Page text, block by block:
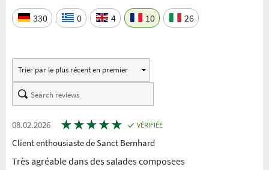
330 0 4 10 26
08.02.2026 ★★★★★ VÉRIFIÉE
Client enthousiaste de Sanct Bernhard
Très agréable dans des salades composees